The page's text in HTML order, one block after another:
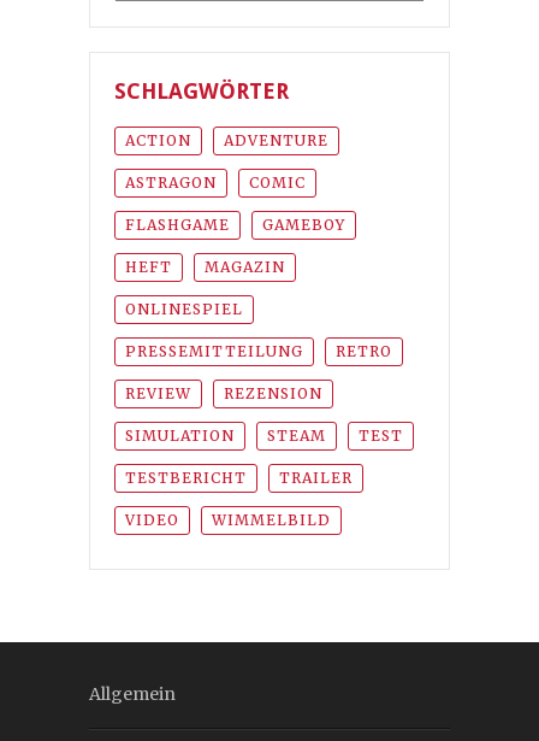
SCHLAGWÖRTER
ACTION ADVENTURE
ASTRAGON COMIC
FLASHGAME GAMEBOY
HEFT MAGAZIN
ONLINESPIEL
PRESSEMITTEILUNG RETRO
REVIEW REZENSION
SIMULATION STEAM TEST
TESTBERICHT TRAILER
VIDEO WIMMELBILD
Allgemein